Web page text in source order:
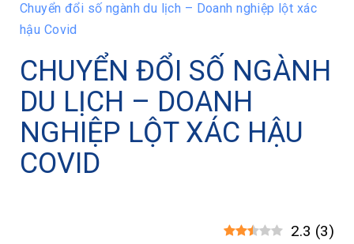
Chuyển đổi số ngành du lịch – Doanh nghiệp lột xác
hậu Covid
CHUYỂN ĐỔI SỐ NGÀNH
DU LỊCH – DOANH
NGHIỆP LỘT XÁC HẬU
COVID
2.3 (3)